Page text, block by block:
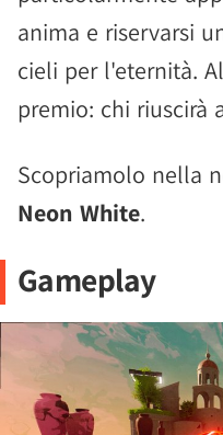
anima e riservarsi
cieli per l'eternità.
premio: chi riuscirà
Scopriamolo nella
Neon White.
Gameplay